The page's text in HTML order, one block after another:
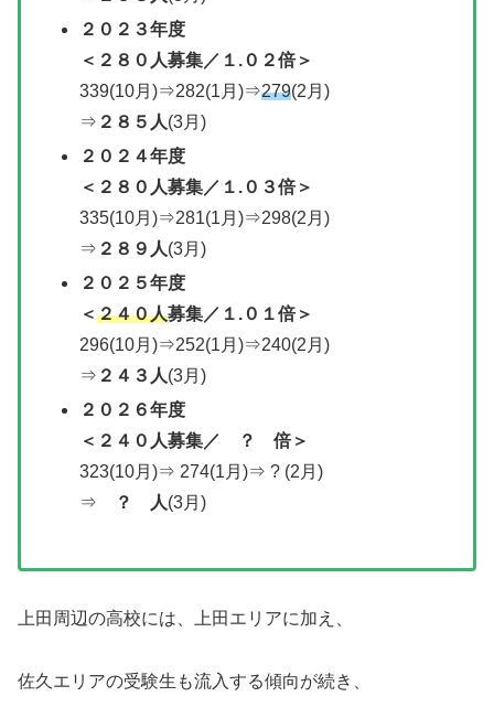
２０２３年度
＜２８０人募集／１.０２倍＞
339(10月)⇒282(1月)⇒279(2月)
⇒ ２８５人(3月)
２０２ ４年度
＜ ２８０人募集／ １.０３倍＞
335(10月)⇒281(1月)⇒298(2月)
⇒ ２８９人(3月)
２０２５年度
＜２４０人募集／１.０１倍＞
296(10月)⇒252(1月)⇒240(2月)
⇒ ２４３人(3月)
２０２６年度
＜２４０人募集／ ？ 倍＞
323(10月)⇒ 274(1月)⇒ ? (2月)
⇒ ？ 人(3月)
上田周辺の高校には、上田エリアに加え、
佐久エリアの受験生も流入する傾向が続き、